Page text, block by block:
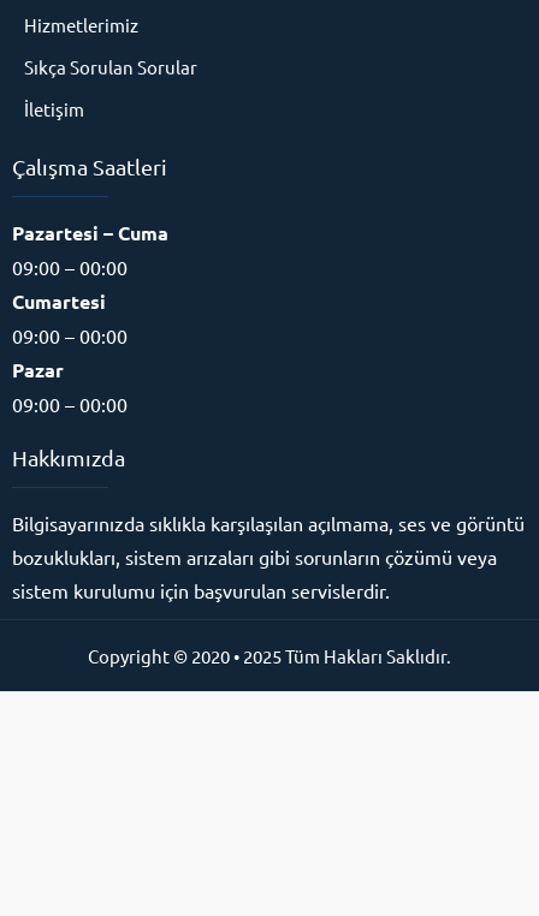
Hizmetlerimiz
Sıkça Sorulan Sorular
İletişim
Çalışma Saatleri
Pazartesi – Cuma
09:00 – 00:00
Cumartesi
09:00 – 00:00
Pazar
09:00 – 00:00
Hakkımızda
Bilgisayarınızda sıklıkla karşılaşılan açılmama, ses ve görüntü
bozuklukları, sistem arızaları gibi sorunların çözümü veya
sistem kurulumu için başvurulan servislerdir.
Copyright © 2020 • 2025 Tüm Hakları Saklıdır.